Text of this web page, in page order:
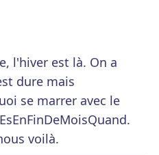
l'hiver est là. On a
dure mais
se marrer avec le
voilà.